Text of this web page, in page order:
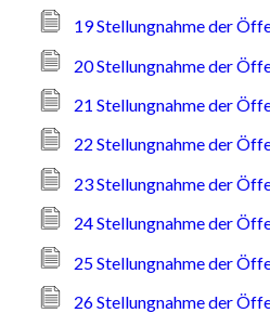
19 Stellungnahme der
20 Stellungnahme der
21 Stellungnahme der
22 Stellungnahme der
23 Stellungnahme der
24 Stellungnahme der
25 Stellungnahme der
26 Stellungnahme der